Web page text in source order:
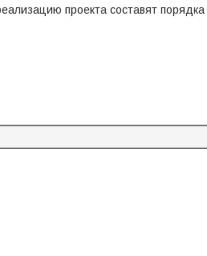
проекта составят